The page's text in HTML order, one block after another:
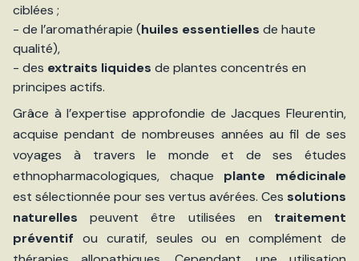
ciblées ;
- de l’aromathérapie (huiles essentielles de haute
qualité),
- des extraits liquides de plantes concentrés en
principes actifs.
Grâce à l’expertise approfondie de Jacques Fleurentin,
acquise pendant de nombreuses années au fil de ses
voyages à travers le monde et de ses études
ethnopharmacologiques, chaque plante médicinale
est sélectionnée pour ses vertus avérées. Ces solutions
naturelles peuvent être utilisées en traitement
préventif ou curatif, seules ou en complément de